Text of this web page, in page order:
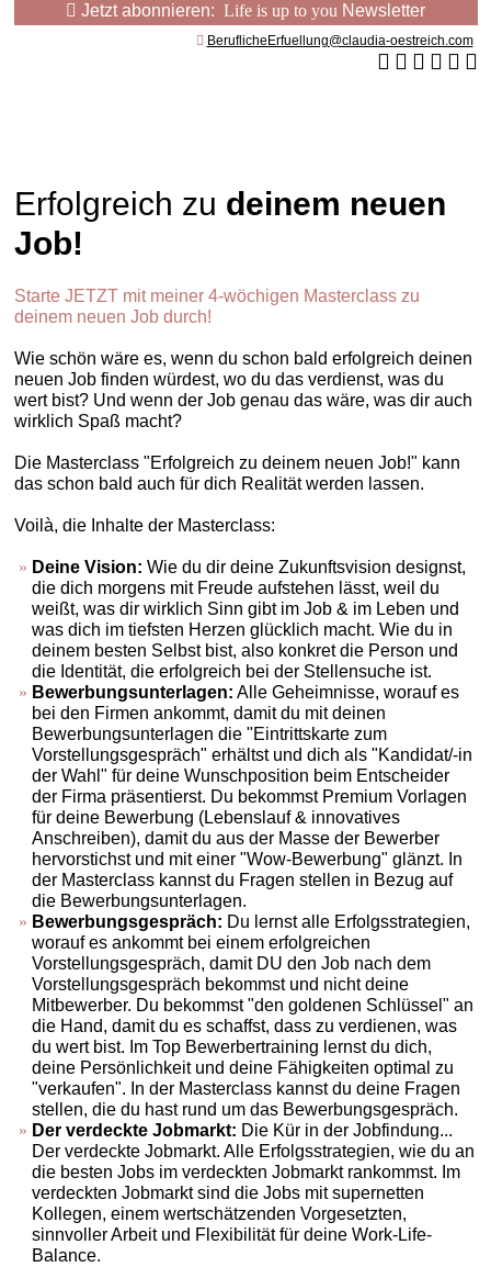
Jetzt abonnieren: Life is up to you Newsletter
BeruflicheErfuellung@claudia-oestreich.com
Erfolgreich zu deinem neuen
Job!
Starte JETZT mit meiner 4-wöchigen Masterclass zu
deinem neuen Job durch!
Wie schön wäre es, wenn du schon bald erfolgreich deinen
neuen Job finden würdest, wo du das verdienst, was du
wert bist? Und wenn der Job genau das wäre, was dir auch
wirklich Spaß macht?
Die Masterclass "Erfolgreich zu deinem neuen Job!" kann
das schon bald auch für dich Realität werden lassen.
Voilà, die Inhalte der Masterclass:
Deine Vision: Wie du dir deine Zukunftsvision designst,
die dich morgens mit Freude aufstehen lässt, weil du
weißt, was dir wirklich Sinn gibt im Job & im Leben und
was dich im tiefsten Herzen glücklich macht. Wie du in
deinem besten Selbst bist, also konkret die Person und
die Identität, die erfolgreich bei der Stellensuche ist.
Bewerbungsunterlagen: Alle Geheimnisse, worauf es
bei den Firmen ankommt, damit du mit deinen
Bewerbungsunterlagen die "Eintrittskarte zum
Vorstellungsgespräch" erhältst und dich als "Kandidat/-in
der Wahl" für deine Wunschposition beim Entscheider
der Firma präsentierst. Du bekommst Premium Vorlagen
für deine Bewerbung (Lebenslauf & innovatives
Anschreiben), damit du aus der Masse der Bewerber
hervorstichst und mit einer "Wow-Bewerbung" glänzt. In
der Masterclass kannst du Fragen stellen in Bezug auf
die Bewerbungsunterlagen.
Bewerbungsgespräch: Du lernst alle Erfolgsstrategien,
worauf es ankommt bei einem erfolgreichen
Vorstellungsgespräch, damit DU den Job nach dem
Vorstellungsgespräch bekommst und nicht deine
Mitbewerber. Du bekommst "den goldenen Schlüssel" an
die Hand, damit du es schaffst, dass zu verdienen, was
du wert bist. Im Top Bewerbertraining lernst du dich,
deine Persönlichkeit und deine Fähigkeiten optimal zu
"verkaufen". In der Masterclass kannst du deine Fragen
stellen, die du hast rund um das Bewerbungsgespräch.
Der verdeckte Jobmarkt: Die Kür in der Jobfindung...
Der verdeckte Jobmarkt. Alle Erfolgsstrategien, wie du an
die besten Jobs im verdeckten Jobmarkt rankommst. Im
verdeckten Jobmarkt sind die Jobs mit supernetten
Kollegen, einem wertschätzenden Vorgesetzten,
sinnvoller Arbeit und Flexibilität für deine Work-Life-
Balance.